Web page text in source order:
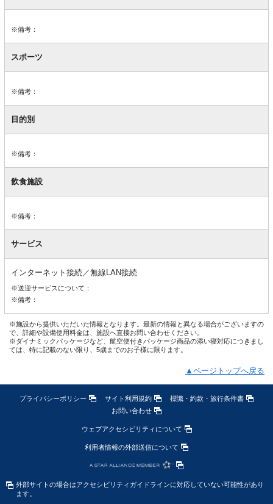
※備考：
スポーツ
※備考：
目的別
※備考：
飲食施設
※備考：
サービス
インターネット接続／無線LAN接続
※送迎サービスについて：
※備考：
※施設から提供いただいた情報となります。最新の情報と異なる場合がございますの
で、詳細や設備使用料金は、施設へ直接お問い合わせください。
※ダイナミックパッケージなど、航空便付きパッケージ商品の添い寝対応につきまし
ては、特に記載のない限り、5歳までのお子様に限ります。
▲ページトップへ戻る
プライバシーポリシー サイト利用規約
標識・約款・旅行条件書
お問い合わせ
ウェブアクセシビリティについて
利用者情報の外部送信について
外部サイトの場合はアクセシビリティガイドラインに対応していない可能性があり
ます。